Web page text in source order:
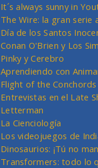
It´s always sunny in
The Wire: la gran serie
Día de los Santos
Conan O'Brien y Los
Pinky y Cerebro
Aprendiendo con
Flight of the
Entrevistas en el Late
Letterman
La Cienciología
Los videojuegos de
Dinosaurios: ¡Tú no
Transformers: todo lo